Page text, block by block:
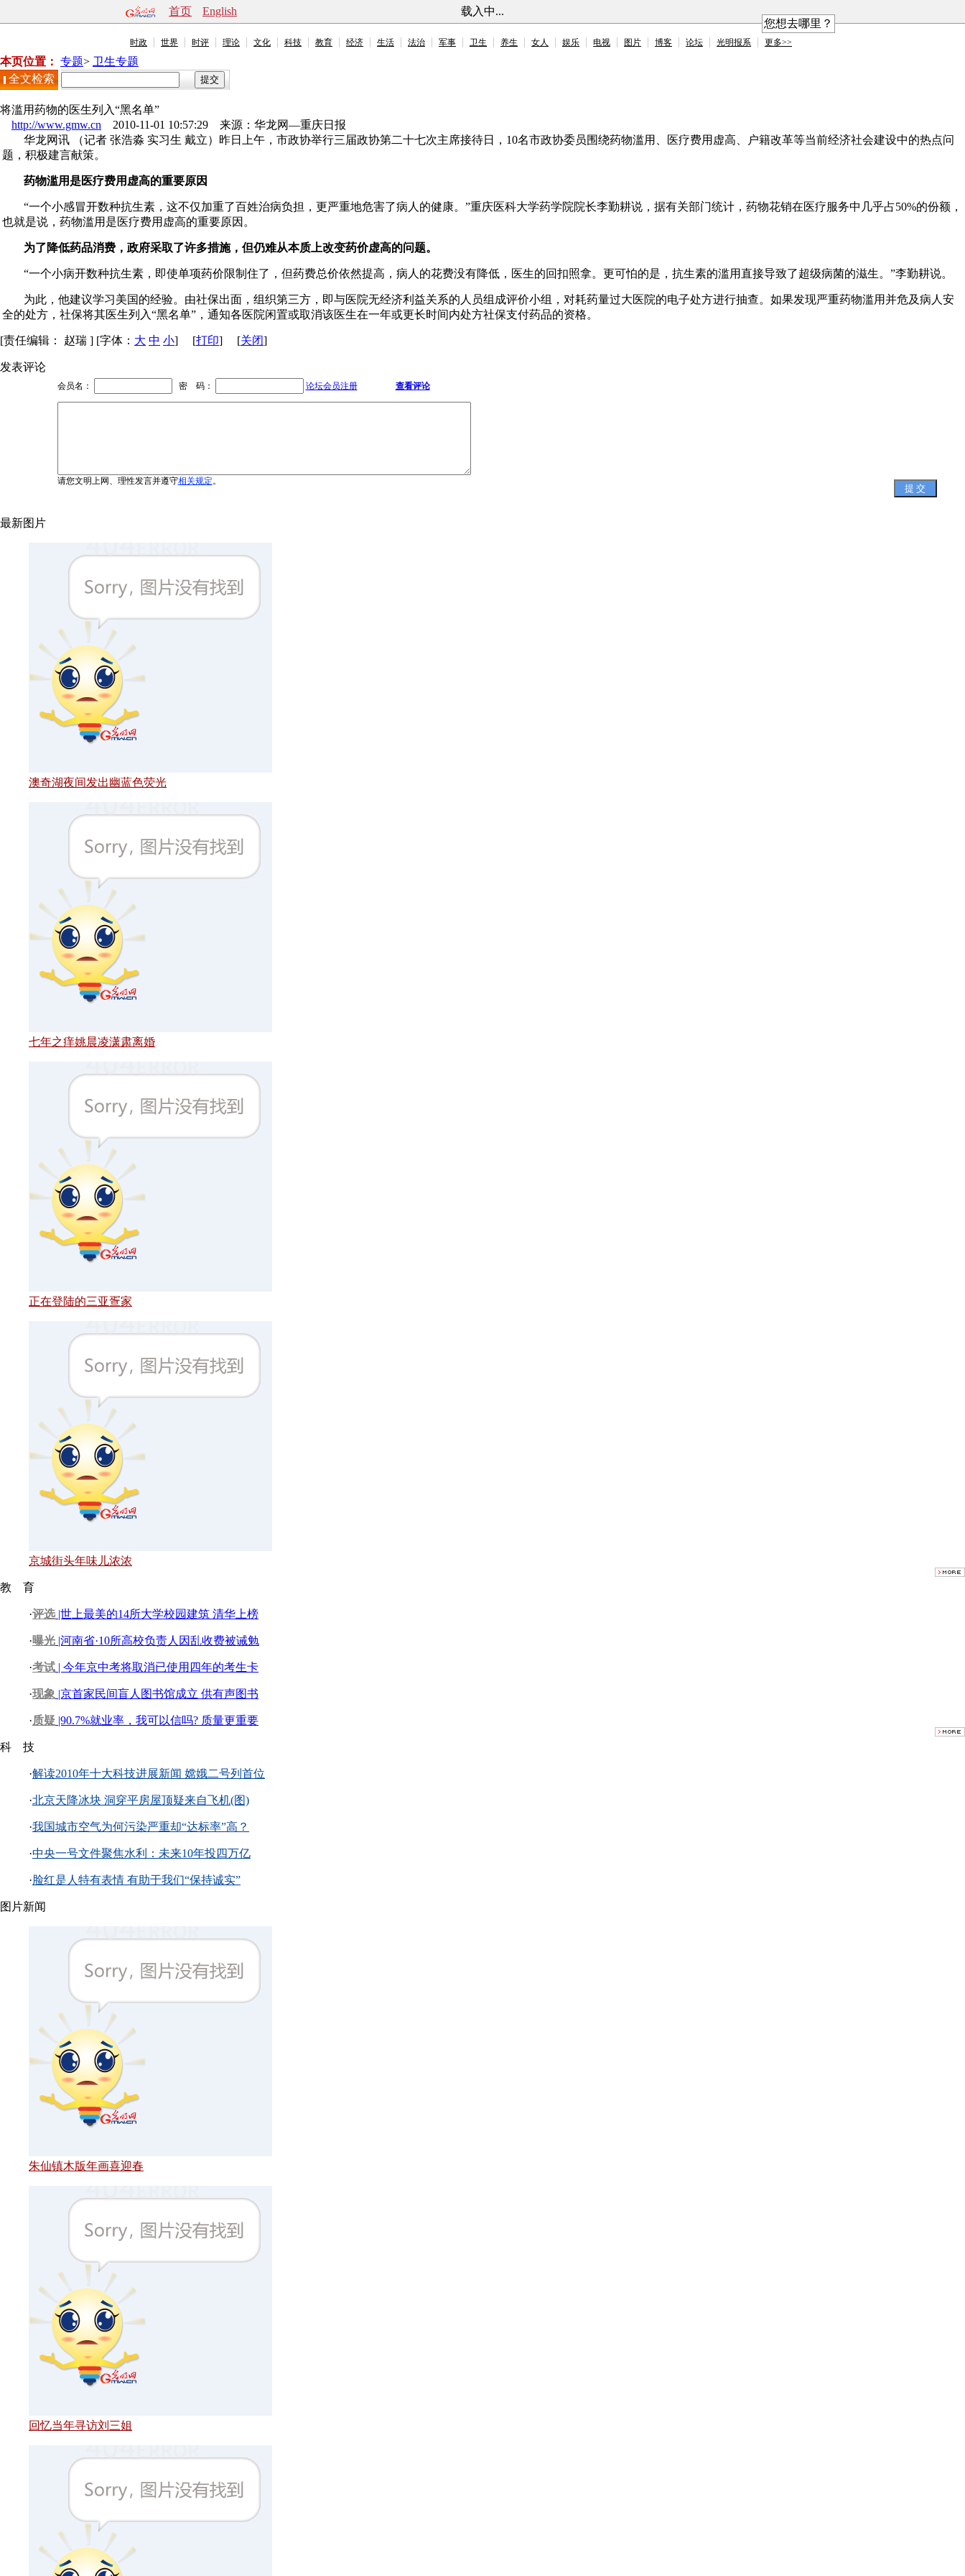
首页 English
载入中...
您想去哪里？
时政 世界 时评 理论 文化 科技 教育 经济 生活 法治 军事 卫生 养生 女人 娱乐 电视 图片 博客 论坛 光明报系 更多>>
本页位置： 专题> 卫生专题
全文检索
将滥用药物的医生列入“黑名单”
http://www.gmw.cn 2010-11-01 10:57:29 来源： 华龙网—重庆日报
华龙网讯 （记者 张浩淼 实习生 戴立）昨日上午，市政协举行三届政协第二十七次主席接待日，10名市政协委员围绕药物滥用、医疗费用虚高、户籍改革等当前经济社会建设中的热点问
题，积极建言献策。
药物滥用是医疗费用虚高的重要原因
“一个小感冒开数种抗生素，这不仅加重了百姓治病负担，更严重地危害了病人的健康。”重庆医科大学药学院院长李勤耕说，据有关部门统计，药物花销在医疗服务中几乎占50%的份额，
也就是说，药物滥用是医疗费用虚高的重要原因。
为了降低药品消费，政府采取了许多措施，但仍难从本质上改变药价虚高的问题。
“一个小病开数种抗生素，即使单项药价限制住了，但药费总价依然提高，病人的花费没有降低，医生的回扣照拿。更可怕的是，抗生素的滥用直接导致了超级病菌的滋生。”李勤耕说。
为此，他建议学习美国的经验。由社保出面，组织第三方，即与医院无经济利益关系的人员组成评价小组，对耗药量过大医院的电子处方进行抽查。如果发现严重药物滥用并危及病人安
全的处方，社保将其医生列入“黑名单”，通知各医院闲置或取消该医生在一年或更长时间内处方社保支付药品的资格。
[责任编辑： 赵瑞 ] [字体： 大 中 小] [打印] [关闭]
发表评论
会员名： 密 码： 论坛会员注册 查看评论
请您文明上网、理性发言并遵守相关规定。
最新图片
澳奇湖夜间发出幽蓝色荧光
七年之痒姚晨凌潇肃离婚
正在登陆的三亚疍家
京城街头年味儿浓浓
教 育
·评选 |世上最美的14所大学校园建筑 清华上榜
·曝光 |河南省·10所高校负责人因乱收费被诫勉
·考试 | 今年京中考将取消已使用四年的考生卡
·现象 |京首家民间盲人图书馆成立 供有声图书
·质疑 |90.7%就业率，我可以信吗? 质量更重要
科 技
·解读2010年十大科技进展新闻 嫦娥二号列首位
·北京天降冰块 洞穿平房屋顶疑来自飞机(图)
·我国城市空气为何污染严重却“达标率”高？
·中央一号文件聚焦水利：未来10年投四万亿
·脸红是人特有表情 有助于我们“保持诚实”
图片新闻
朱仙镇木版年画喜迎春
回忆当年寻访刘三姐